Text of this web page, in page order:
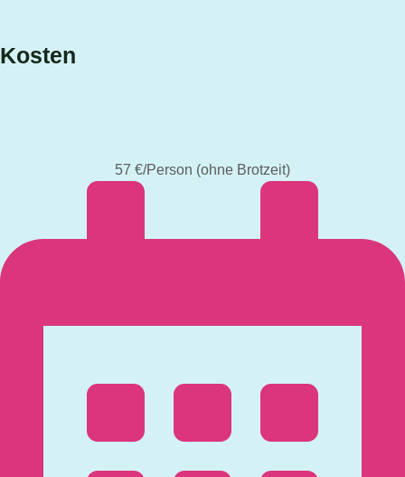
Kosten
57 €/Person (ohne Brotzeit)